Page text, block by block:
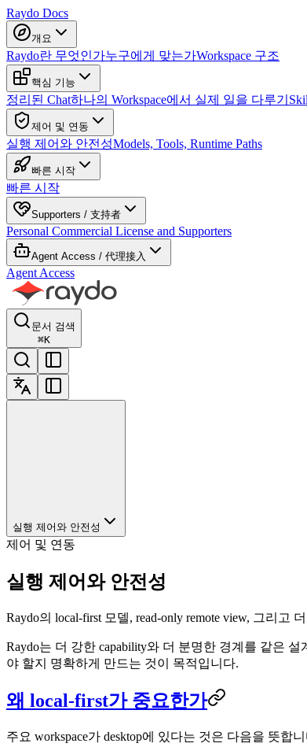
Raydo Docs
개요
Raydo란 무엇인가누구에게 맞는가Workspace 구조
핵심 기능
정리된 Chat하나의 Workspace에서 실제 일을 다루기
제어 및 연동
실행 제어와 안전성Models, Tools, Runtime Paths
빠른 시작
빠른 시작
Supporters / 支持者
Personal Commercial License and Supporters
Agent Access / 代理接入
Agent Access
문서 검색
⌘K
실행 제어와 안전성
제어 및 연동
실행 제어와 안전성
Raydo의 local-first 모델, read-only remote view, 그리고
Raydo는 더 강한 capability와 더 분명한 경계를 같은
야 할지 명확하게 만드는 것이 목적입니다.
왜 local-first가 중요한가
주요 workspace가 desktop에 있다는 것은 다음을 뜻합